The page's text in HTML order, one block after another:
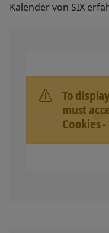
Kalender von SIX
To
must
Cookies -